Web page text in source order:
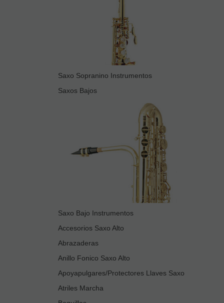
Saxo Sopranino Instrumentos
Saxos Bajos
Saxo Bajo Instrumentos
Accesorios Saxo Alto
Abrazaderas
Anillo Fonico Saxo Alto
Apoyapulgares/Protectores Llaves Saxo
Atriles Marcha